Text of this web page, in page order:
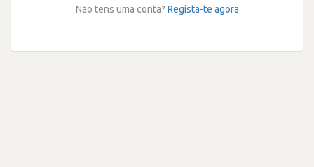
Não tens uma conta? Regista-te agora